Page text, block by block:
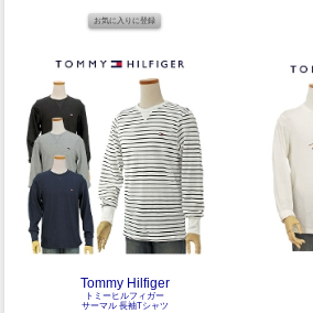
Tommy Hilfiger
トミーヒルフィガー
サーマル 長袖Tシャツ